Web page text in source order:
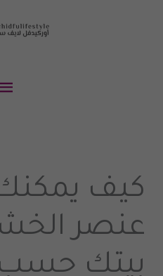
كيف
عنصر
بيتك